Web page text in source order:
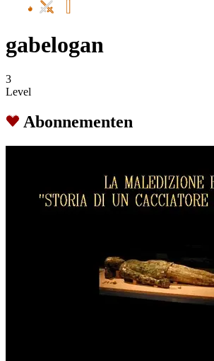
gabelogan
3
Level
Abonnementen